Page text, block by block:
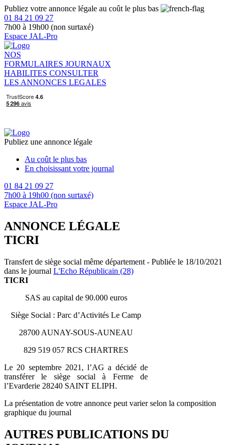
Publiez votre annonce légale au coût le plus bas
01 84 21 09 27
7h00 à 19h00 (non surtaxé)
Espace JAL-Pro
NOS
FORMULAIRES JOURNAUX
HABILITES CONSULTER
LES ANNONCES LEGALES
Publiez une annonce légale
Au coût le plus bas
En choisissant votre journal
01 84 21 09 27
7h00 à 19h00 (non surtaxé)
Espace JAL-Pro
ANNONCE LÉGALE
TICRI
Transfert de siège social même département - Publiée le 18/10/2021
dans le journal L'Echo Républicain (28)
TICRI
SAS au capital de 90.000 euros
Siège Social : Parc d’Activités Le Camp
28700 AUNAY-SOUS-AUNEAU
829 519 057 RCS CHARTRES
Le 20 septembre 2021, l’AG a décidé de
transférer le siège social à Ferme de
l’Evarderie 28240 SAINT ELIPH.
La présentation de votre annonce peut varier selon la composition
graphique du journal
AUTRES PUBLICATIONS DU